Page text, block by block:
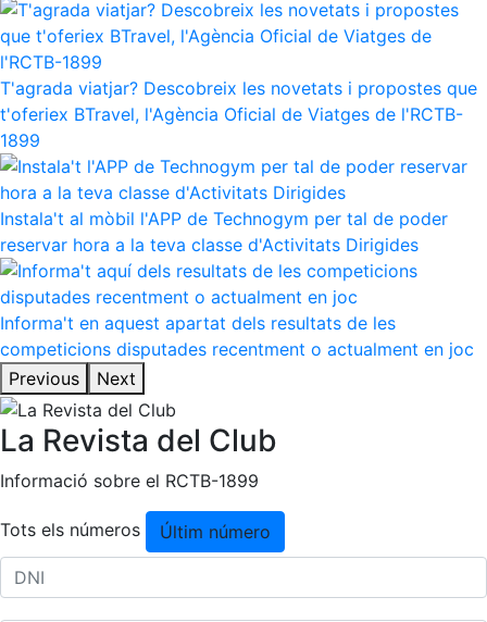
T'agrada viatjar? Descobreix les novetats i propostes que
t'oferiex BTravel, l'Agència Oficial de Viatges de l'RCTB-
1899
Instala't al mòbil l'APP de Technogym per tal de poder
reservar hora a la teva classe d'Activitats Dirigides
Informa't en aquest apartat dels resultats de les
competicions disputades recentment o actualment en joc
Previous
Next
La Revista del Club
Informació sobre el RCTB-1899
Tots els números Últim número